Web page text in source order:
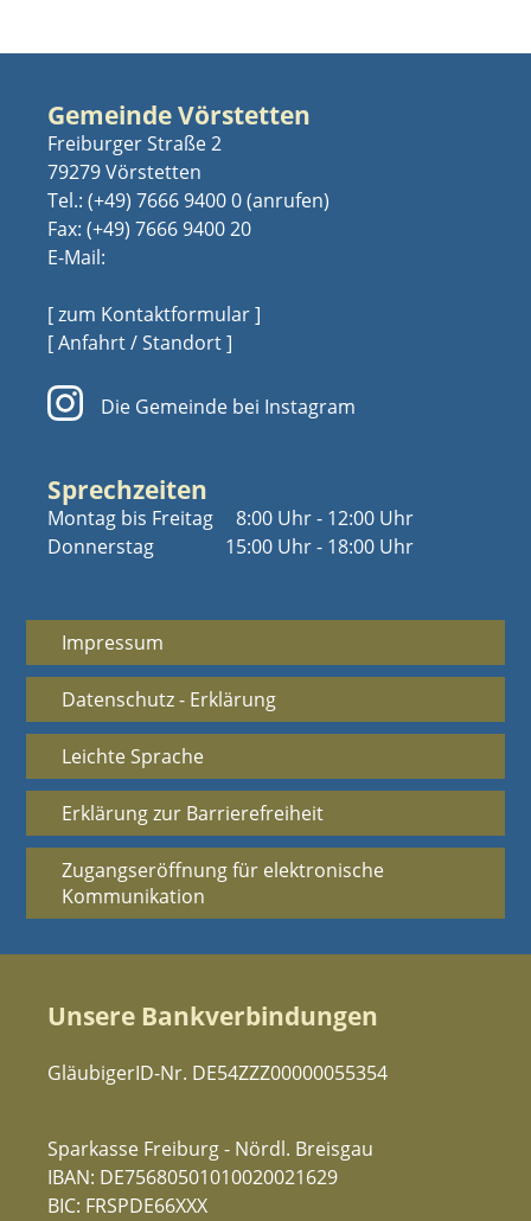
Gemeinde Vörstetten
Freiburger Straße 2
79279 Vörstetten
Tel.: (+49) 7666 9400 0
Fax: (+49) 7666 9400 20
E-Mail:
[ zum Kontaktformular ]
[ Anfahrt / Standort ]
Die Gemeinde bei Instagram
Sprechzeiten
Montag bis Freitag
Donnerstag
8:00 Uhr - 12:00 Uhr
15:00 Uhr - 18:00 Uhr
Impressum
Datenschutz - Erklärung
Leichte Sprache
Erklärung zur Barrierefreiheit
Zugangseröffnung für elektronische
Kommunikation
Unsere Bankverbindungen
GläubigerID-Nr. DE54ZZZ00000055354
Sparkasse Freiburg - Nördl. Breisgau
IBAN: DE75680501010020021629
BIC: FRSPDE66XXX